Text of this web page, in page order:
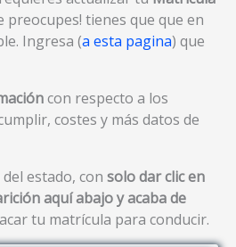
preocupes! tienes que que en
Ingresa (a esta pagina) que
con respecto a los
costes y más datos de
estado, con solo dar clic en
aquí abajo y acaba de
tu matrícula para conducir.